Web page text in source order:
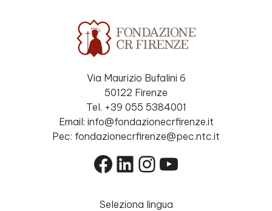
Via Maurizio Bufalini 6
50122 Firenze
Tel. +39 055 5384001
Email: info@fondazionecrfirenze.it
Pec: fondazionecrfirenze@pec.ntc.it
Facebook
LinkedIn
Instagram
YouTube
Seleziona lingua